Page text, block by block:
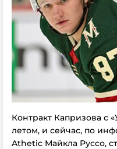
Контракт Капризова с
летом, и сейчас, по
Athetic Майкла Руссо,